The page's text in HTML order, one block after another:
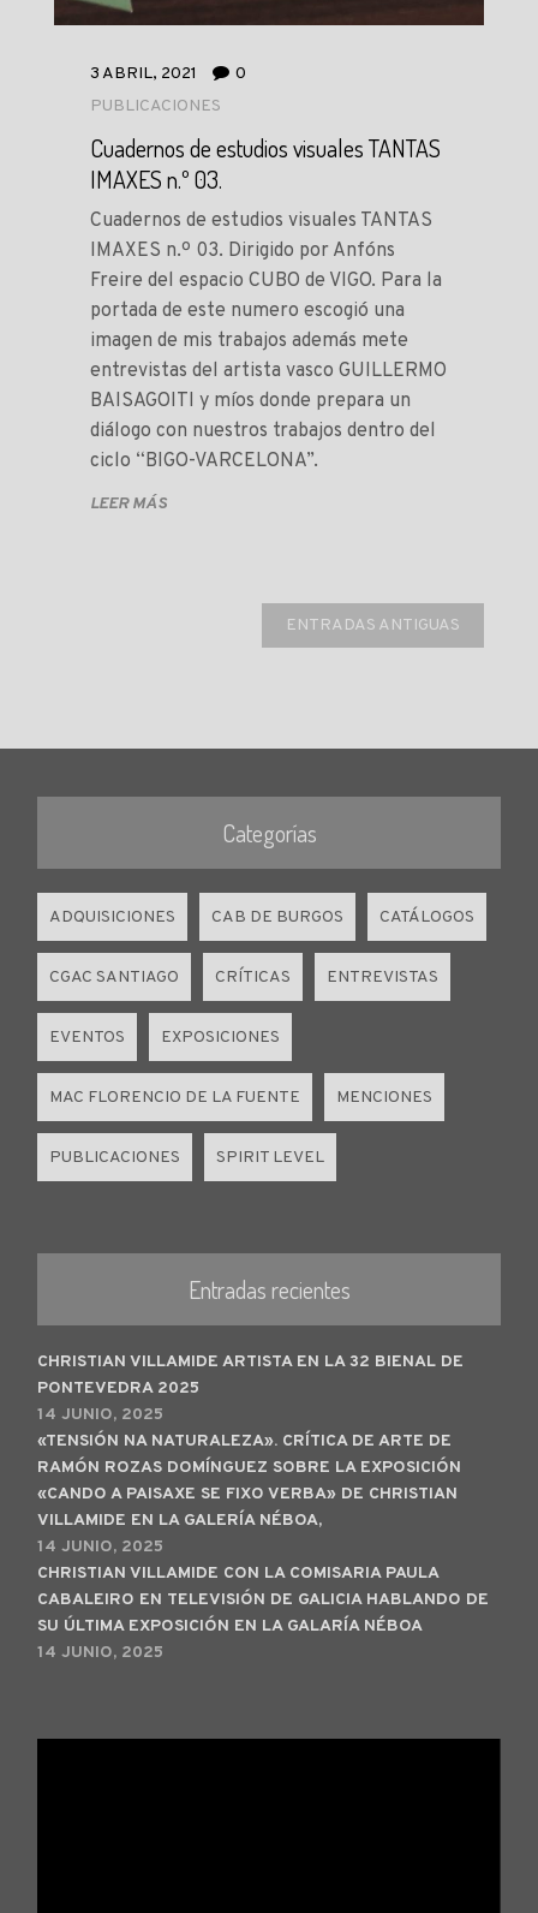
3 ABRIL, 2021
0
PUBLICACIONES
Cuadernos de estudios visuales TANTAS
IMAXES n.º 03.
Cuadernos de estudios visuales TANTAS
IMAXES n.º 03. Dirigido por Anfóns
Freire del espacio CUBO de VIGO. Para la
portada de este numero escogió una
imagen de mis trabajos además mete
entrevistas del artista vasco GUILLERMO
BAISAGOITI y míos donde prepara un
diálogo con nuestros trabajos dentro del
ciclo “BIGO-VARCELONA”.
LEER MÁS
ENTRADAS ANTIGUAS
Categorías
ADQUISICIONES CAB DE BURGOS CATÁLOGOS
CGAC SANTIAGO CRÍTICAS ENTREVISTAS
EVENTOS EXPOSICIONES
MAC FLORENCIO DE LA FUENTE MENCIONES
PUBLICACIONES SPIRIT LEVEL
Entradas recientes
CHRISTIAN VILLAMIDE ARTISTA EN LA 32 BIENAL DE
PONTEVEDRA 2025
14 JUNIO, 2025
«TENSIÓN NA NATURALEZA». CRÍTICA DE ARTE DE
RAMÓN ROZAS DOMÍNGUEZ SOBRE LA EXPOSICIÓN
«CANDO A PAISAXE SE FIXO VERBA» DE CHRISTIAN
VILLAMIDE EN LA GALERÍA NÉBOA,
14 JUNIO, 2025
CHRISTIAN VILLAMIDE CON LA COMISARIA PAULA
CABALEIRO EN TELEVISIÓN DE GALICIA HABLANDO DE
SU ÚLTIMA EXPOSICIÓN EN LA GALARÍA NÉBOA
14 JUNIO, 2025